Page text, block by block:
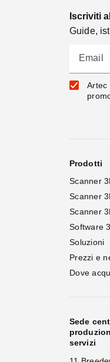
Iscriviti
Guide,
Email
Artec
Prodotti
Scanner
Scanner
Scanner
Software
Soluzioni
Prezzi e
Dove
Sede
servizi